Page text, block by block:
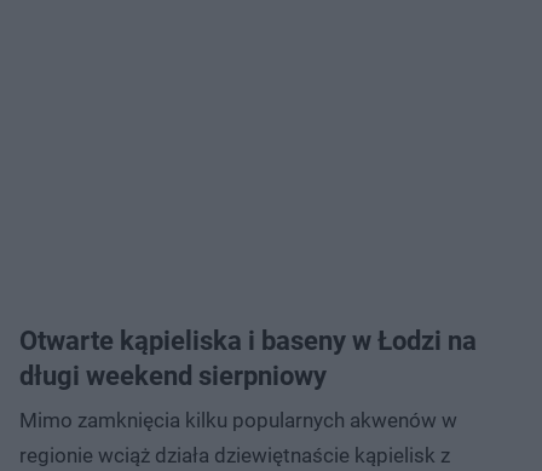
Otwarte kąpieliska i baseny w Łodzi na
długi weekend sierpniowy
Mimo zamknięcia kilku popularnych akwenów w
regionie wciąż działa dziewiętnaście kąpielisk z